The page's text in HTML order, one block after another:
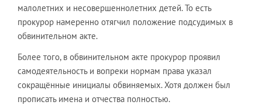
малолетних и несовершеннолетних детей. То есть
прокурор намеренно отягчил положение подсудимых в
обвинительном акте.
Более того, в обвинительном акте прокурор проявил
самодеятельность и вопреки нормам права указал
сокращённые инициалы обвиняемых. Хотя должен был
прописать имена и отчества полностью.